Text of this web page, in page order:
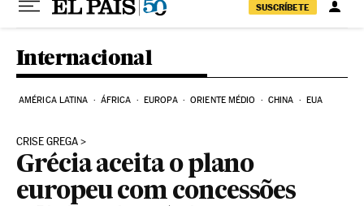
SUSCRÍBETE
Internacional
AMÉRICA LATINA ÁFRICA EUROPA ORIENTE MÉDIO CHINA EUA
CRISE GREGA
Grécia aceita o plano
europeu com concessões